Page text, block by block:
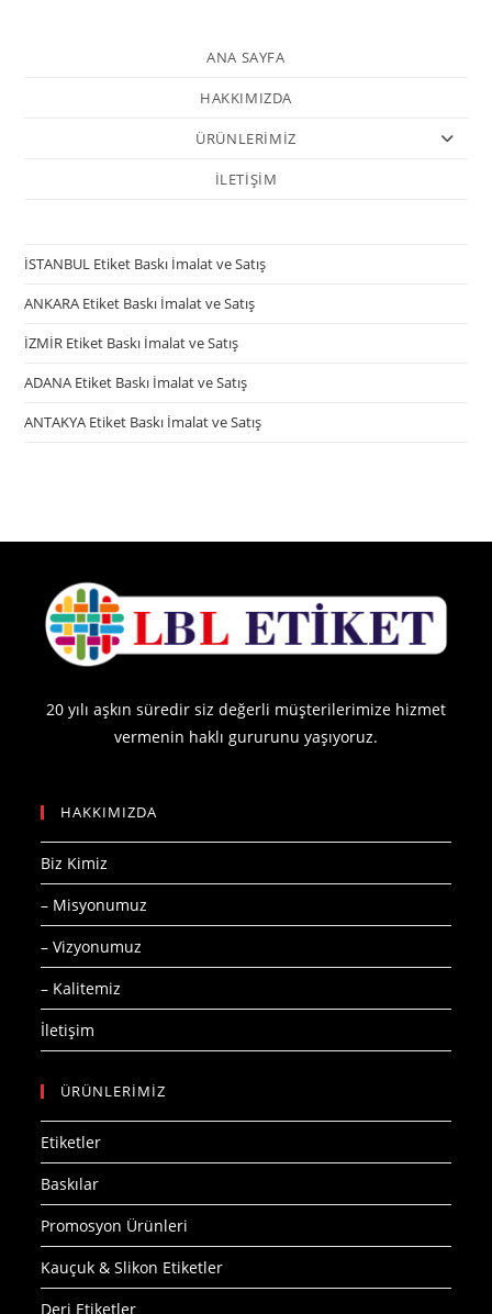
ANA SAYFA
HAKKIMIZDA
ÜRÜNLERİMİZ
İLETİŞİM
İSTANBUL Etiket Baskı İmalat ve Satış
ANKARA Etiket Baskı İmalat ve Satış
İZMİR Etiket Baskı İmalat ve Satış
ADANA Etiket Baskı İmalat ve Satış
ANTAKYA Etiket Baskı İmalat ve Satış
20 yılı aşkın süredir siz değerli müşterilerimize hizmet
vermenin haklı gururunu yaşıyoruz.
HAKKIMIZDA
Biz Kimiz
– Misyonumuz
– Vizyonumuz
– Kalitemiz
İletişim
ÜRÜNLERİMİZ
Etiketler
Baskılar
Promosyon Ürünleri
Kauçuk & Slikon Etiketler
Deri Etiketler